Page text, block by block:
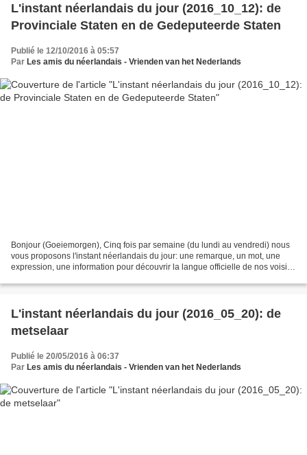
L'instant néerlandais du jour (2016_10_12): de
Provinciale Staten en de Gedeputeerde Staten
Publié le 12/10/2016 à 05:57
Par Les amis du néerlandais - Vrienden van het Nederlands
Bonjour (Goeiemorgen), Cinq fois par semaine (du lundi au vendredi) nous
vous proposons l'instant néerlandais du jour: une remarque, un mot, une
expression, une information pour découvrir la langue officielle de nos voisins
L'instant néerlandais du jour (2016_05_20): de
metselaar
Publié le 20/05/2016 à 06:37
Par Les amis du néerlandais - Vrienden van het Nederlands